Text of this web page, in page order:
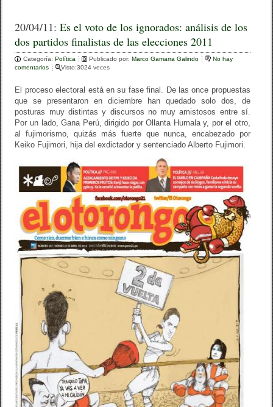
c
e
b
o
o
k
tt
er
m
p
ar
tir
20/04/11:Es el voto de los ignorados: análisis de los
dos partidos finalistas de las elecciones 2011
Categoría:Política Publicado por:Marco Gamarra Galindo
No hay
comentarios
Visto:3024 veces
El proceso electoral está en su fase final. De las once propuestas
que se presentaron en diciembre han quedado solo dos, de
posturas muy distintas y discursos no muy amistosos entre sí.
Por un lado, Gana Perú, dirigido por Ollanta Humala y, por el otro,
al fujimorismo, quizás más fuerte que nunca, encabezado por
Keiko Fujimori, hija del exdictador y sentenciado Alberto Fujimori.